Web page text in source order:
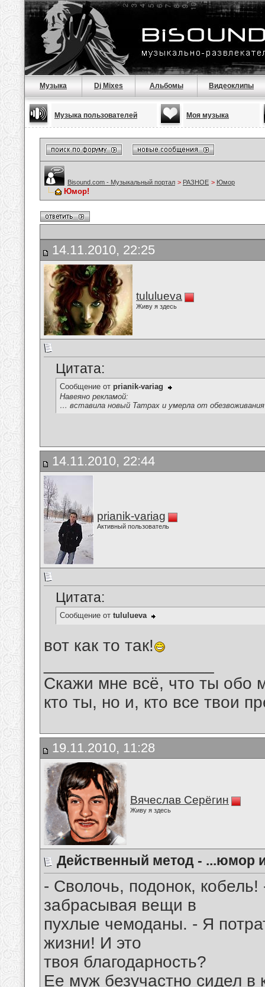
Музыка Dj Mixes Альбомы Видеоклипы
Музыка пользователей Моя музыка
Bisound.com - Музыкальный портал > РАЗНОЕ > Юмор
Юмор!
14.11.2010, 22:25
tululueva
Живу я здесь
Цитата:
Сообщение от prianik-variag
Навеяно рекламой:
… вставила новый Tampax и умерла от
14.11.2010, 22:44
prianik-variag
Активный пользователь
Цитата:
Сообщение от tululueva
вот как то так!
Скажи мне всё, что ты обо
кто ты, но и, кто все твои
19.11.2010, 11:28
Вячеслав Серёгин
Живу я здесь
Действенный метод - ...юмор
- Сволочь, подонок,
забрасывая вещи в
пухлые чемоданы. - Я
жизни! И это
твоя благодарность?
Ее муж безучастно сидел в